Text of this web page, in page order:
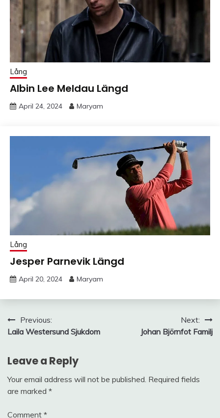
Lång
Albin Lee Meldau Längd
April 24, 2024 Maryam
Lång
Jesper Parnevik Längd
April 20, 2024 Maryam
Post
navigation
Previous:
Laila Westersund Sjukdom
Next:
Johan Björnfot Familj
Leave a Reply
Your email address will not be published. Required fields
are marked *
Comment *